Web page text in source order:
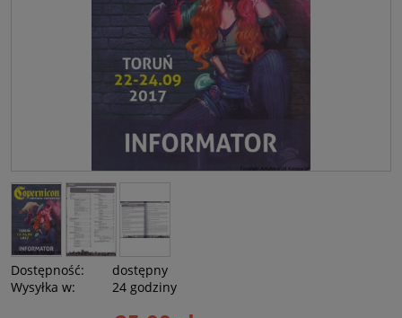
Dostępność:
dostępny
Wysyłka w:
24 godziny